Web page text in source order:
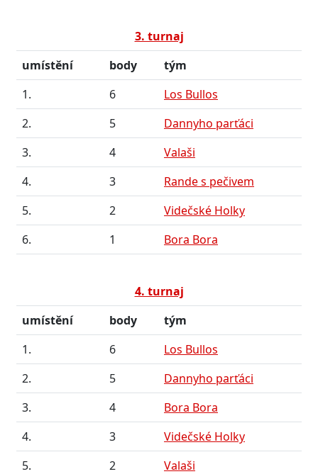
3. turnaj
umístění
body
tým
1.
6
Los Bullos
2.
5
Dannyho parťáci
3.
4
Valaši
4.
3
Rande s pečivem
5.
2
Videčské Holky
6.
1 Bora Bora
4. turnaj
umístění
body
tým
1.
6
Los Bullos
2.
5
Dannyho parťáci
3.
4
Bora Bora
4.
3
Videčské Holky
5.
2
Valaši